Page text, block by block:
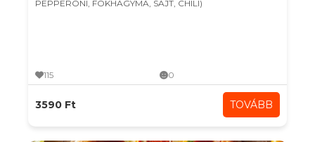
PEPPERONI, FOKHAGYMA, SAJT, CHILI)
115 0
3590 Ft TOVÁBB